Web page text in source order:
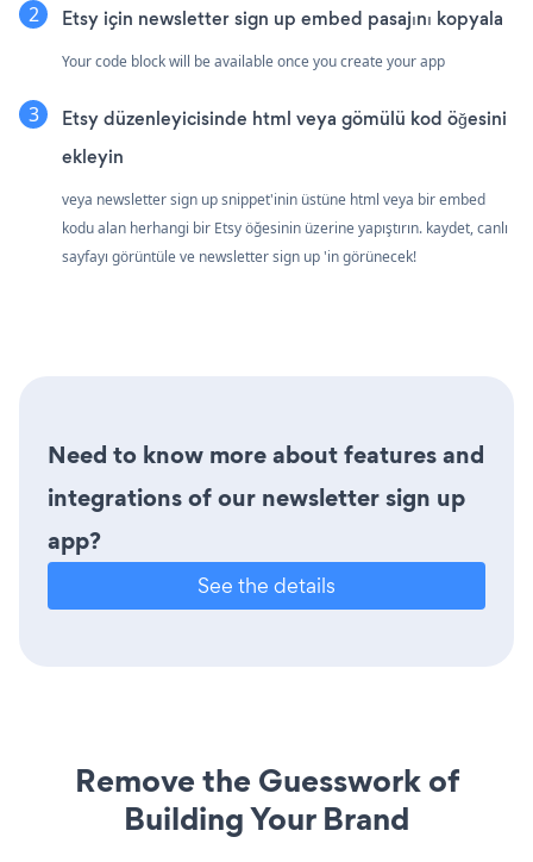
Etsy için newsletter sign up embed pasajını kopyala
Your code block will be available once you create your app
Etsy düzenleyicisinde html veya gömülü kod öğesini
ekleyin
veya newsletter sign up snippet'inin üstüne html veya bir embed
kodu alan herhangi bir Etsy öğesinin üzerine yapıştırın. kaydet, canlı
sayfayı görüntüle ve newsletter sign up 'in görünecek!
Need to know more about features and
integrations of our newsletter sign up
app?
See the details
Remove the Guesswork of
Building Your Brand